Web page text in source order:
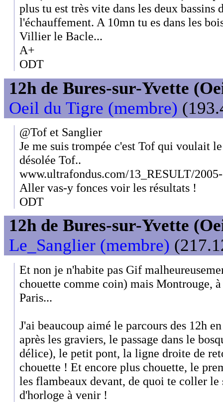
plus tu est très vite dans les deux bassins
l'échauffement. A 10mn tu es dans les
Villier le Bacle...
A+
ODT
12h de Bures-sur-Yvette
Oeil du Tigre (membre)
@Tof et Sanglier
Je me suis trompée c'est Tof qui voulait
désolée Tof..
www.ultrafondus.com/13_RESULT/
Aller vas-y fonces voir les résultats !
ODT
12h de Bures-sur-Yvette
Le_Sanglier (membre)
Et non je n'habite pas Gif
chouette comme coin) mais Montrouge,
Paris...
J'ai beaucoup aimé le parcours des 12h
après les graviers, le passage dans le
délice), le petit pont, la ligne droite de
chouette ! Et encore plus chouette, le
les flambeaux devant, de quoi te coller
d'horloge à venir !